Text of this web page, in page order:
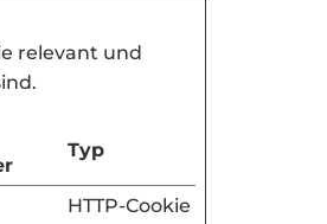
relevant und
Typ
HTTP-Cookie